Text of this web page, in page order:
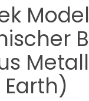
Metall